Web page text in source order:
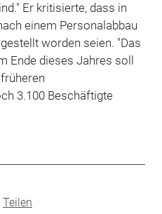
Er kritisierte, dass in
einem Personalabbau
worden seien. "Das
Ende dieses Jahres soll
3.100 Beschäftigte
Teilen